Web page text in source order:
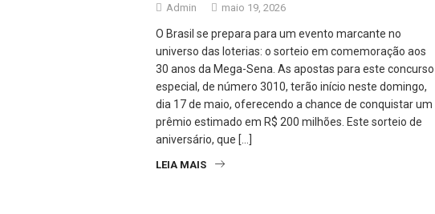
Admin maio 19, 2026
O Brasil se prepara para um evento marcante no
universo das loterias: o sorteio em comemoração aos
30 anos da Mega-Sena. As apostas para este concurso
especial, de número 3010, terão início neste domingo,
dia 17 de maio, oferecendo a chance de conquistar um
prêmio estimado em R$ 200 milhões. Este sorteio de
aniversário, que […]
LEIA MAIS